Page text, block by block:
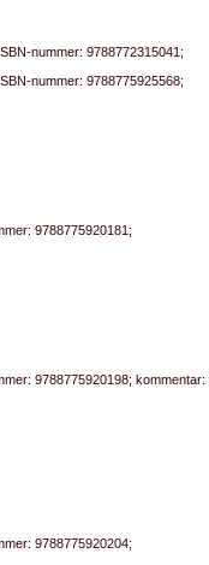
nummer: 9788772315041;
nummer: 9788775925568;
9788775920181;
9788775920198;
9788775920204;